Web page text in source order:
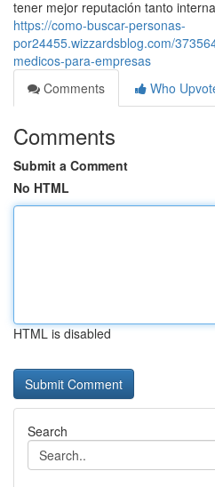
tener mejor reputación tanto
https://como-buscar-personas-
por24455.wizzardsblog.com/
medicos-para-empresas
Comments
Who
Comments
Submit a Comment
No HTML
HTML is disabled
Search